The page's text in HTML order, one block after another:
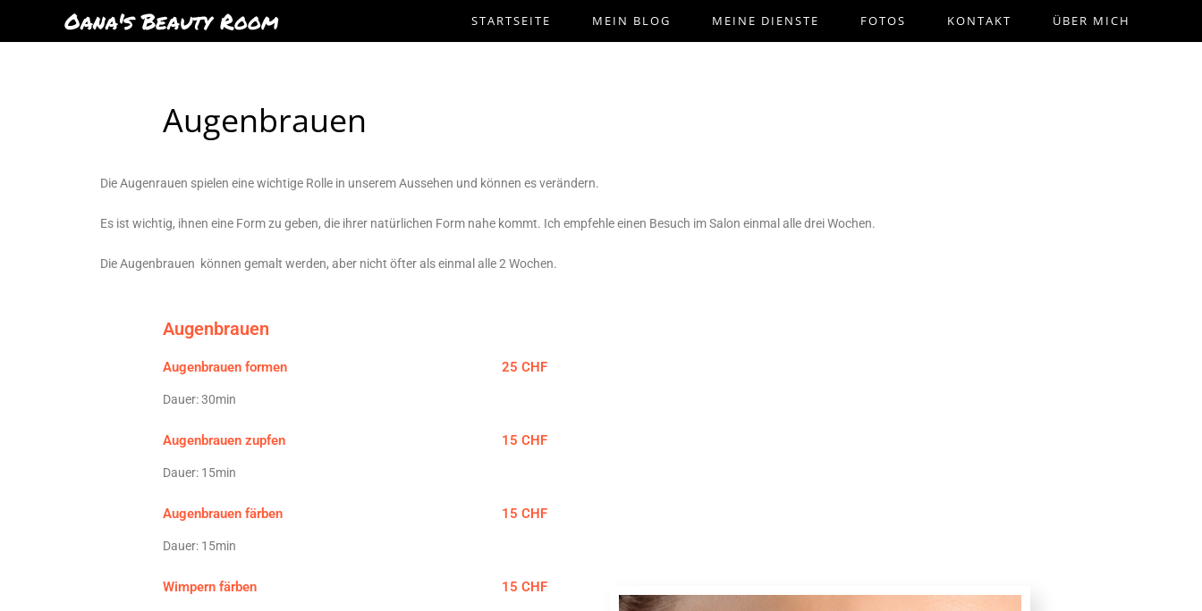
Oana's Beauty Room STARTSEITE MEIN BLOG MEINE DIENSTE FOTOS KONTAKT ÜBER MICH
Augenbrauen
Die Augenrauen spielen eine wichtige Rolle in unserem Aussehen und können es verändern.
Es ist wichtig, ihnen eine Form zu geben, die ihrer natürlichen Form nahe kommt. Ich empfehle einen Besuch im Salon einmal alle drei Wochen.
Die Augenbrauen können gemalt werden, aber nicht öfter als einmal alle 2 Wochen.
Augenbrauen
Augenbrauen formen 25 CHF
Dauer: 30min
Augenbrauen zupfen 15 CHF
Dauer: 15min
Augenbrauen färben 15 CHF
Dauer: 15min
Wimpern färben 15 CHF